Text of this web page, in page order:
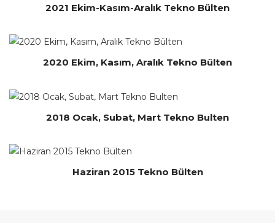
2021 Ekim-Kasım-Aralık Tekno Bülten
2020 Ekim, Kasım, Aralık Tekno Bülten
2018 Ocak, Subat, Mart Tekno Bulten
Haziran 2015 Tekno Bülten